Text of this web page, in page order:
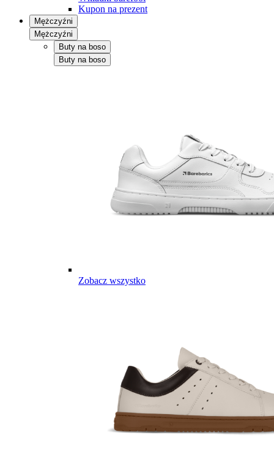
Kupon na prezent
Mężczyźni
Mężczyźni
Buty na boso
Buty na boso
Zobacz wszystko